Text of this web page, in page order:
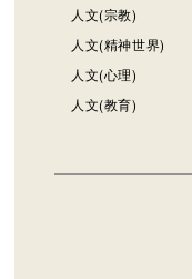
人文(宗教)
人文(精神世界)
人文(心理)
人文(教育)